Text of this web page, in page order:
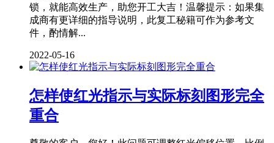
锁，就能高效生产，助您开工大吉！温馨提示：如果集
成商有更详细的指导说明，此复工秘籍可作为参考文
件，酌情解...
2022-05-16
怎样使红光指示与实际标刻图形完全
重合